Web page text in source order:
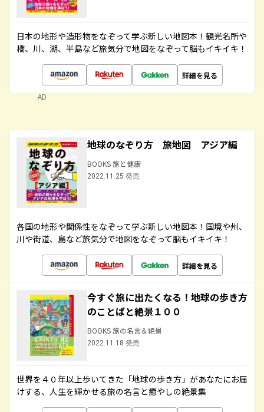
日本の地形や造形物をなぞって学ぶ新しい地図本！観光名所や
橋、川、湖、半島など旅気分で地図をなぞって脳もイキイキ！
詳細を見る
AD
地球のなぞり方 旅地図 アジア編
BOOKS 旅と健康
2022.11.25 発売
各国の地形や関係性をなぞって学ぶ新しい地図本！国境や州、
川や街道、島など旅気分で地図をなぞって脳もイキイキ！
詳細を見る
今すぐ旅に出たくなる！地球の歩き方
のことばと絶景１００
BOOKS 旅の名言＆絶景
2022.11.18 発売
世界を４０年以上歩いてきた「地球の歩き方」があなたにお届
けする、人生を輝かせる旅の名言と癒やしの絶景集